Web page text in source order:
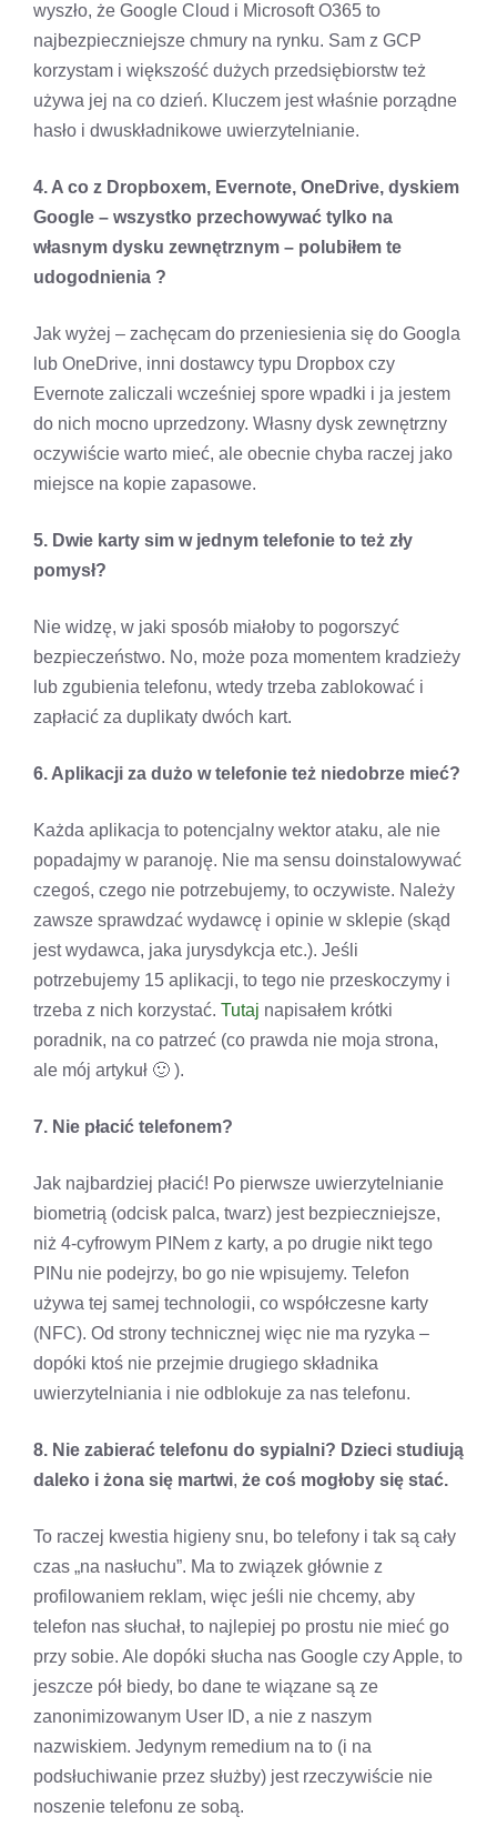
wyszło, że Google Cloud i Microsoft O365 to
najbezpieczniejsze chmury na rynku. Sam z GCP
korzystam i większość dużych przedsiębiorstw też
używa jej na co dzień. Kluczem jest właśnie porządne
hasło i dwuskładnikowe uwierzytelnianie.
4. A co z Dropboxem, Evernote, OneDrive, dyskiem
Google – wszystko przechowywać tylko na
własnym dysku zewnętrznym – polubiłem te
udogodnienia ?
Jak wyżej – zachęcam do przeniesienia się do Googla
lub OneDrive, inni dostawcy typu Dropbox czy
Evernote zaliczali wcześniej spore wpadki i ja jestem
do nich mocno uprzedzony. Własny dysk zewnętrzny
oczywiście warto mieć, ale obecnie chyba raczej jako
miejsce na kopie zapasowe.
5. Dwie karty sim w jednym telefonie to też zły
pomysł?
Nie widzę, w jaki sposób miałoby to pogorszyć
bezpieczeństwo. No, może poza momentem kradzieży
lub zgubienia telefonu, wtedy trzeba zablokować i
zapłacić za duplikaty dwóch kart.
6. Aplikacji za dużo w telefonie też niedobrze mieć?
Każda aplikacja to potencjalny wektor ataku, ale nie
popadajmy w paranoję. Nie ma sensu doinstalowywać
czegoś, czego nie potrzebujemy, to oczywiste. Należy
zawsze sprawdzać wydawcę i opinie w sklepie (skąd
jest wydawca, jaka jurysdykcja etc.). Jeśli
potrzebujemy 15 aplikacji, to tego nie przeskoczymy i
trzeba z nich korzystać. Tutaj napisałem krótki
poradnik, na co patrzeć (co prawda nie moja strona,
ale mój artykuł 🙂 ).
7. Nie płacić telefonem?
Jak najbardziej płacić! Po pierwsze uwierzytelnianie
biometrią (odcisk palca, twarz) jest bezpieczniejsze,
niż 4-cyfrowym PINem z karty, a po drugie nikt tego
PINu nie podejrzy, bo go nie wpisujemy. Telefon
używa tej samej technologii, co współczesne karty
(NFC). Od strony technicznej więc nie ma ryzyka –
dopóki ktoś nie przejmie drugiego składnika
uwierzytelniania i nie odblokuje za nas telefonu.
8. Nie zabierać telefonu do sypialni? Dzieci studiują
daleko i żona się martwi, że coś mogłoby się stać.
To raczej kwestia higieny snu, bo telefony i tak są cały
czas „na nasłuchu”. Ma to związek głównie z
profilowaniem reklam, więc jeśli nie chcemy, aby
telefon nas słuchał, to najlepiej po prostu nie mieć go
przy sobie. Ale dopóki słucha nas Google czy Apple, to
jeszcze pół biedy, bo dane te wiązane są ze
zanonimizowanym User ID, a nie z naszym
nazwiskiem. Jedynym remedium na to (i na
podsłuchiwanie przez służby) jest rzeczywiście nie
noszenie telefonu ze sobą.